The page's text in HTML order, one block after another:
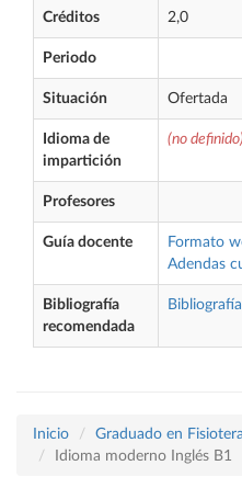
Créditos 2,0
Periodo
Situación Ofertada
Idioma de
impartición
(no definido)
Profesores
Guía docente Formato
Adendas
Bibliografía
recomendada
Bibliografía
Inicio Graduado en
Idioma moderno Inglés B1